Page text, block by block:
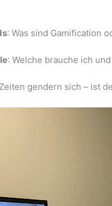
: Was sind Gamification
: Welche brauche ich
gendern sich – ist